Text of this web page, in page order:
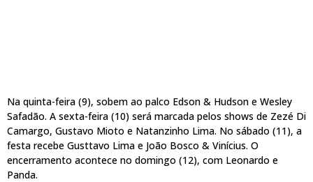
Na quinta-feira (9), sobem ao palco Edson & Hudson e Wesley
Safadão. A sexta-feira (10) será marcada pelos shows de Zezé Di
Camargo, Gustavo Mioto e Natanzinho Lima. No sábado (11), a
festa recebe Gusttavo Lima e João Bosco & Vinícius. O
encerramento acontece no domingo (12), com Leonardo e
Panda.